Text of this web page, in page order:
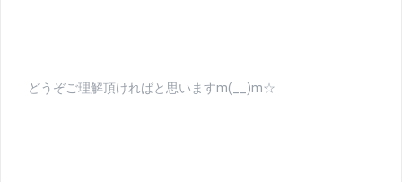
どうぞご理解頂ければと思いますm(__)m☆